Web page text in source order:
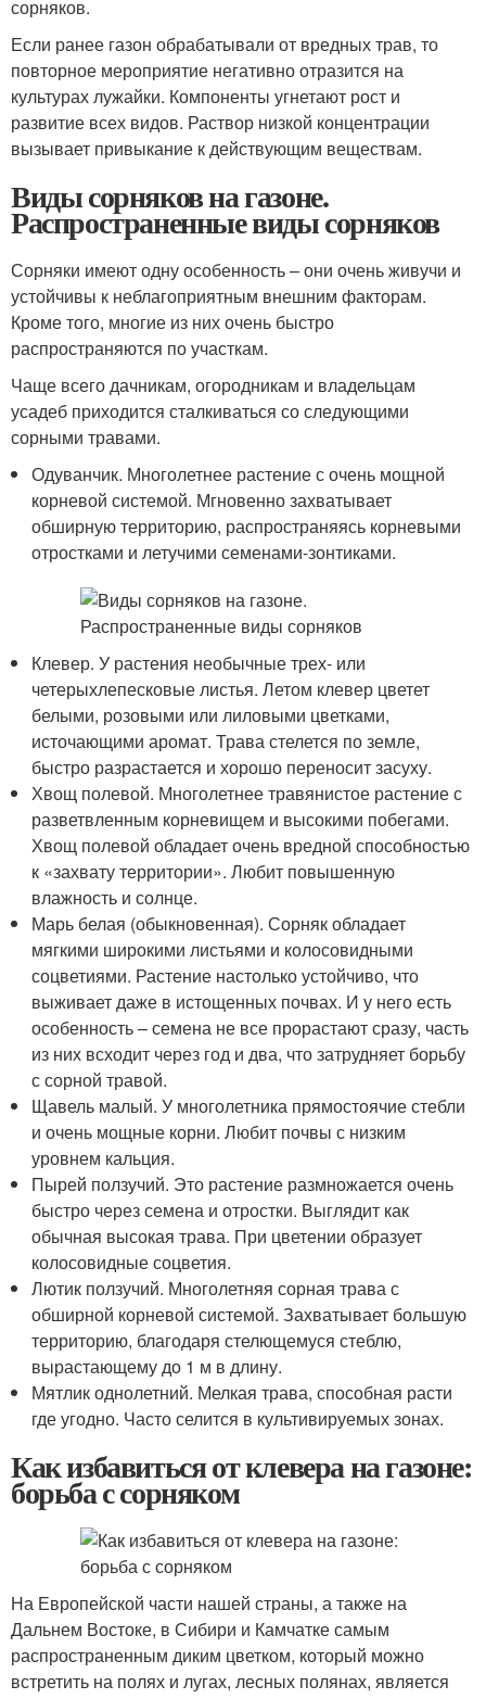
сорняков.
Если ранее газон обрабатывали от вредных трав, то
повторное мероприятие негативно отразится на
культурах лужайки. Компоненты угнетают рост и
развитие всех видов. Раствор низкой концентрации
вызывает привыкание к действующим веществам.
Виды сорняков на газоне.
Распространенные виды сорняков
Сорняки имеют одну особенность – они очень живучи и
устойчивы к неблагоприятным внешним факторам.
Кроме того, многие из них очень быстро
распространяются по участкам.
Чаще всего дачникам, огородникам и владельцам
усадеб приходится сталкиваться со следующими
сорными травами.
Одуванчик. Многолетнее растение с очень мощной
корневой системой. Мгновенно захватывает
обширную территорию, распространяясь корневыми
отростками и летучими семенами-зонтиками.
Клевер. У растения необычные трех- или
четерыхлепесковые листья. Летом клевер цветет
белыми, розовыми или лиловыми цветками,
источающими аромат. Трава стелется по земле,
быстро разрастается и хорошо переносит засуху.
Хвощ полевой. Многолетнее травянистое растение с
разветвленным корневищем и высокими побегами.
Хвощ полевой обладает очень вредной способностью
к «захвату территории». Любит повышенную
влажность и солнце.
Марь белая (обыкновенная). Сорняк обладает
мягкими широкими листьями и колосовидными
соцветиями. Растение настолько устойчиво, что
выживает даже в истощенных почвах. И у него есть
особенность – семена не все прорастают сразу, часть
из них всходит через год и два, что затрудняет борьбу
с сорной травой.
Щавель малый. У многолетника прямостоячие стебли
и очень мощные корни. Любит почвы с низким
уровнем кальция.
Пырей ползучий. Это растение размножается очень
быстро через семена и отростки. Выглядит как
обычная высокая трава. При цветении образует
колосовидные соцветия.
Лютик ползучий. Многолетняя сорная трава с
обширной корневой системой. Захватывает большую
территорию, благодаря стелющемуся стеблю,
вырастающему до 1 м в длину.
Мятлик однолетний. Мелкая трава, способная расти
где угодно. Часто селится в культивируемых зонах.
Как избавиться от клевера на газоне:
борьба с сорняком
На Европейской части нашей страны, а также на
Дальнем Востоке, в Сибири и Камчатке самым
распространенным диким цветком, который можно
встретить на полях и лугах, лесных полянах, является